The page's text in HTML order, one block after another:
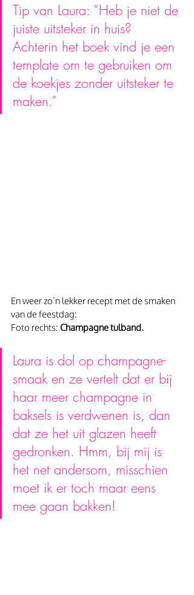
Tip van Laura: “Heb je niet de
juiste uitsteker in huis?
Achterin het boek vind je een
template om te gebruiken om
de koekjes zonder uitsteker te
maken.”
En weer zo’n lekker recept met de smaken
van de feestdag:
Foto rechts: Champagne tulband.
Laura is dol op champagne-
smaak en ze vertelt dat er bij
haar meer champagne in
baksels is verdwenen is, dan
dat ze het uit glazen heeft
gedronken. Hmm, bij mij is
het net andersom, misschien
moet ik er toch maar eens
mee gaan bakken!